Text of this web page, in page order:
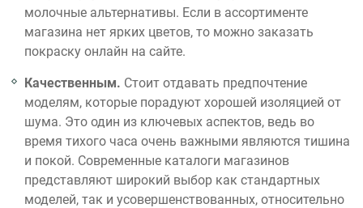
молочные альтернативы. Если в ассортименте
магазина нет ярких цветов, то можно заказать
покраску онлайн на сайте.
Качественным. Стоит отдавать предпочтение
моделям, которые порадуют хорошей изоляцией от
шума. Это один из ключевых аспектов, ведь во
время тихого часа очень важными являются тишина
и покой. Современные каталоги магазинов
представляют широкий выбор как стандартных
моделей, так и усовершенствованных, относительно